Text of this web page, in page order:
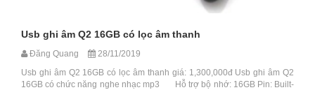
Usb ghi âm Q2 16GB có lọc âm thanh
Đăng Quang
28/11/2019
Usb ghi âm Q2 16GB có lọc âm thanh giá: 1,300,000đ Usb ghi âm Q2
16GB có chức năng nghe nhạc mp3 Hỗ trợ bộ nhớ: 16GB Pin: Built-